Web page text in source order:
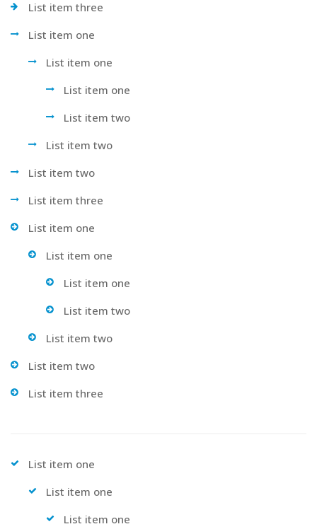
List item three
List item one
List item one
List item one
List item two
List item two
List item two
List item three
List item one
List item one
List item one
List item two
List item two
List item two
List item three
List item one
List item one
List item one